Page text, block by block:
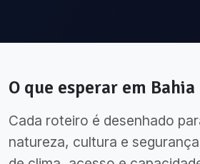
O que esperar em Bahia
Cada roteiro é desenhado
natureza, cultura e